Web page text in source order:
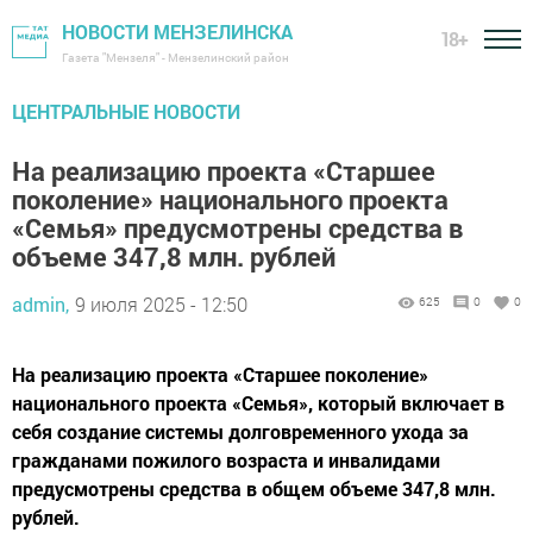
НОВОСТИ МЕНЗЕЛИНСКА
Газета "Мензеля" - Мензелинский район
18+
ЦЕНТРАЛЬНЫЕ НОВОСТИ
На реализацию проекта «Старшее
поколение» национального проекта
«Семья» предусмотрены средства в
объеме 347,8 млн. рублей
admin, 9 июля 2025 - 12:50 625 0 0
На реализацию проекта «Старшее поколение»
национального проекта «Семья», который включает в
себя создание системы долговременного ухода за
гражданами пожилого возраста и инвалидами
предусмотрены средства в общем объеме 347,8 млн.
рублей.